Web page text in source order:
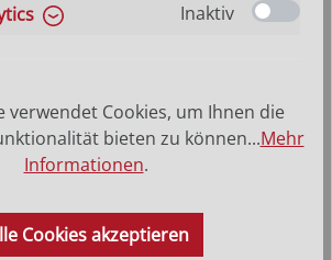
Inaktiv
verwendet Cookies, um Ihnen die
bieten zu können...Mehr
Informationen.
Cookies akzeptieren